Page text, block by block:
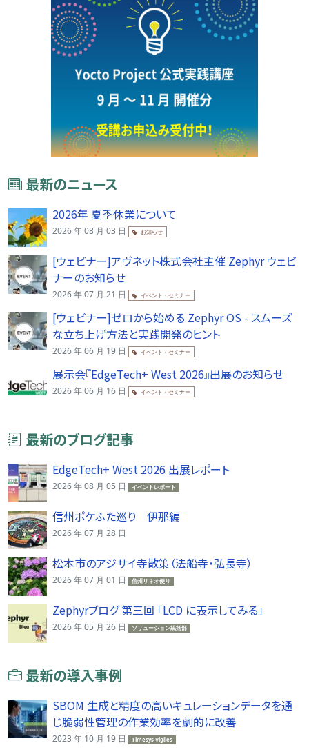
最新のニュース
2026年 夏季休業について
2026 年 08 月 03 日 お知らせ
[ウェビナー]アヴネット株式会社主催 Zephyr ウェビ
ナーのお知らせ
2026 年 07 月 21 日 イベント・セミナー
[ウェビナー]ゼロから始める Zephyr OS - スムーズ
な立ち上げ方法と実践開発のヒント
2026 年 06 月 19 日 イベント・セミナー
展示会『EdgeTech+ West 2026』出展のお知らせ
2026 年 06 月 16 日 イベント・セミナー
最新のブログ記事
EdgeTech+ West 2026 出展レポート
2026 年 08 月 05 日 イベントレポート
信州ポケふた巡り 伊那編
2026 年 07 月 28 日
松本市のアジサイ寺散策（法船寺・弘長寺）
2026 年 07 月 01 日 信州リネオ便り
Zephyrブログ 第三回 「LCD に表示してみる」
2026 年 05 月 26 日 ソリューション統括部
最新の導入事例
SBOM 生成と精度の高いキュレーションデータを通
じ脆弱性管理の作業効率を劇的に改善
2023 年 10 月 19 日 Timesys Vigiles